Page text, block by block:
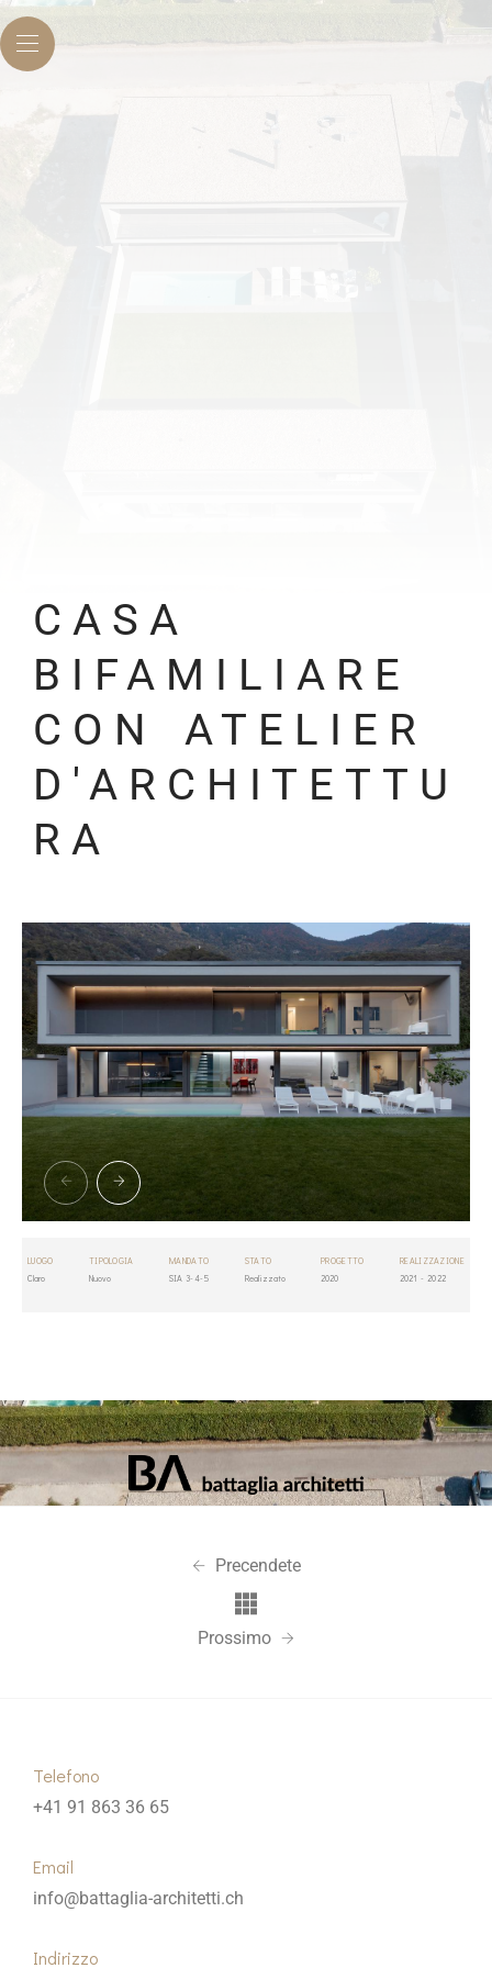
CASA
BIFAMILIARE
CON ATELIER
D'ARCHITETTU
RA
LUOGO
Claro
TIPOLOGIA
Nuovo
MANDATO
SIA 3-4-5
STATO
Realizzato
PROGETTO
2020
REALIZZAZIONE
2021 - 2022
Precendete
Prossimo
Telefono
+41 91 863 36 65
Email
info@battaglia-architetti.ch
Indirizzo